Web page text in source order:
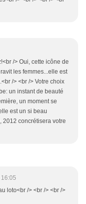
/> Oui, cette icône de
les femmes...elle est
/> <br /> Votre choix
un instant de beauté
un moment se
est un si beau
2012 concrétisera votre
loto<br /> <br /> <br />